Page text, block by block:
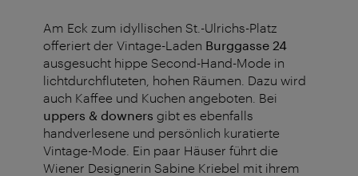
Am Eck zum idyllischen St.-Ulrichs-Platz
offeriert der Vintage-Laden Burggasse 24
ausgesucht hippe Second-Hand-Mode in
lichtdurchfluteten, hohen Räumen. Dazu wird
auch Kaffee und Kuchen angeboten. Bei
uppers & downers gibt es ebenfalls
handverlesene und persönlich kuratierte
Vintage-Mode. Ein paar Häuser führt die
Wiener Designerin Sabine Kriebel mit ihrem